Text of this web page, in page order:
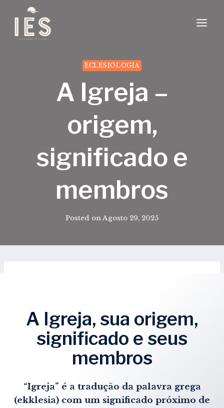
content
ECLESIOLOGIA
A Igreja –
origem,
significado e
membros
Posted onAgosto 29, 2025
A Igreja, sua origem,
significado e seus
membros
“Igreja” é a tradução da palavra grega
(ekklesia) com um significado próximo de